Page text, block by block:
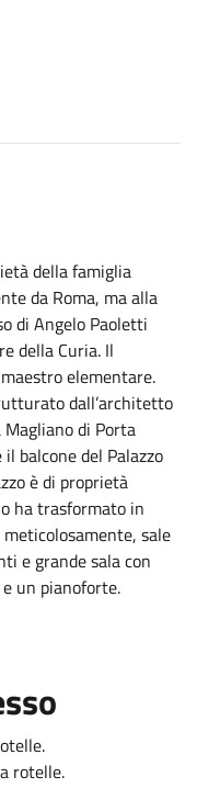
della famiglia
da Roma, ma alla
di Angelo Paoletti
della Curia. Il
elementare.
dall’architetto
di Porta
balcone del Palazzo
è di proprietà
ha trasformato in
sale
e grande sala con
un pianoforte.
rotelle.